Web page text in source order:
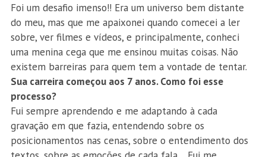
Foi um desafio imenso!! Era um universo bem distante
do meu, mas que me apaixonei quando comecei a ler
sobre, ver filmes e vídeos, e principalmente, conheci
uma menina cega que me ensinou muitas coisas. Não
existem barreiras para quem tem a vontade de tentar.
Sua carreira começou aos 7 anos. Como foi esse
processo?
Fui sempre aprendendo e me adaptando à cada
gravação em que fazia, entendendo sobre os
posicionamentos nas cenas, sobre o entendimento dos